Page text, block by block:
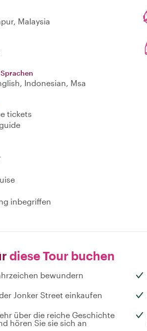
, Malaysia
Indonesian, Msa
tickets
inbegriffen
diese Tour buchen
bewundern
Jonker Street einkaufen
über die reiche Geschichte
hören Sie sie sich an